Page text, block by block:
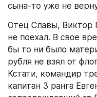
сына-то уже не
Отец Славы, Виктор
не поехал. В свое
бы то ни было
рубля не взял от
Кстати, командир
капитан 3 ранга